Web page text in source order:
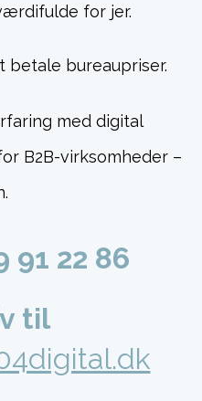
for jer.
betale bureaupriser.
med digital
B2B-virksomheder –
91 22 86
til